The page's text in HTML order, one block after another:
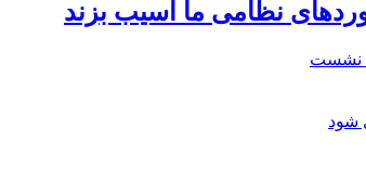
نظامی ما آسیب بزند